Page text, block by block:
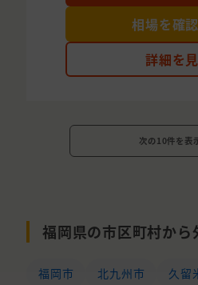
詳細を
相場を確
次の10件を表
福岡県の市区町村か
福岡市 北九州市 久留